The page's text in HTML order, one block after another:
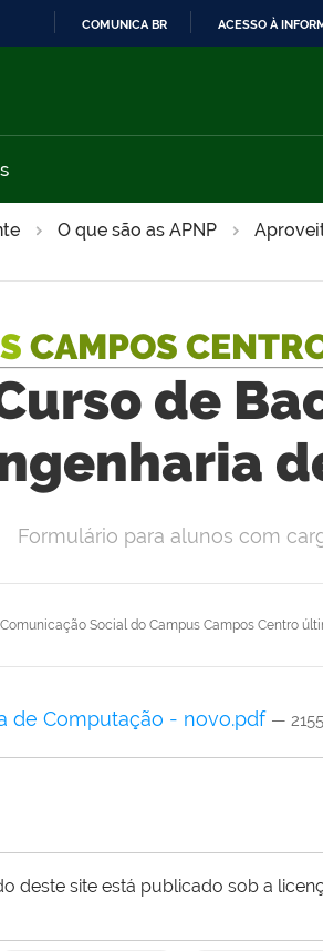
COMUNICA BR ACESSO À
O que são as APNP
CAMPOS
de
Social do Campus Campos Centro
Formulário para alunos com
de Computação - novo.pdf —
deste site está publicado sob a